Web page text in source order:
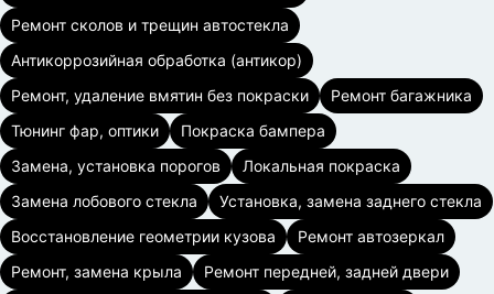
Ремонт сколов и трещин автостекла
Антикоррозийная обработка (антикор)
Ремонт, удаление вмятин без покраски
Ремонт багажника
Тюнинг фар, оптики
Покраска бампера
Замена, установка порогов
Локальная покраска
Замена лобового стекла
Установка, замена заднего стекла
Восстановление геометрии кузова
Ремонт автозеркал
Ремонт, замена крыла
Ремонт передней, задней двери